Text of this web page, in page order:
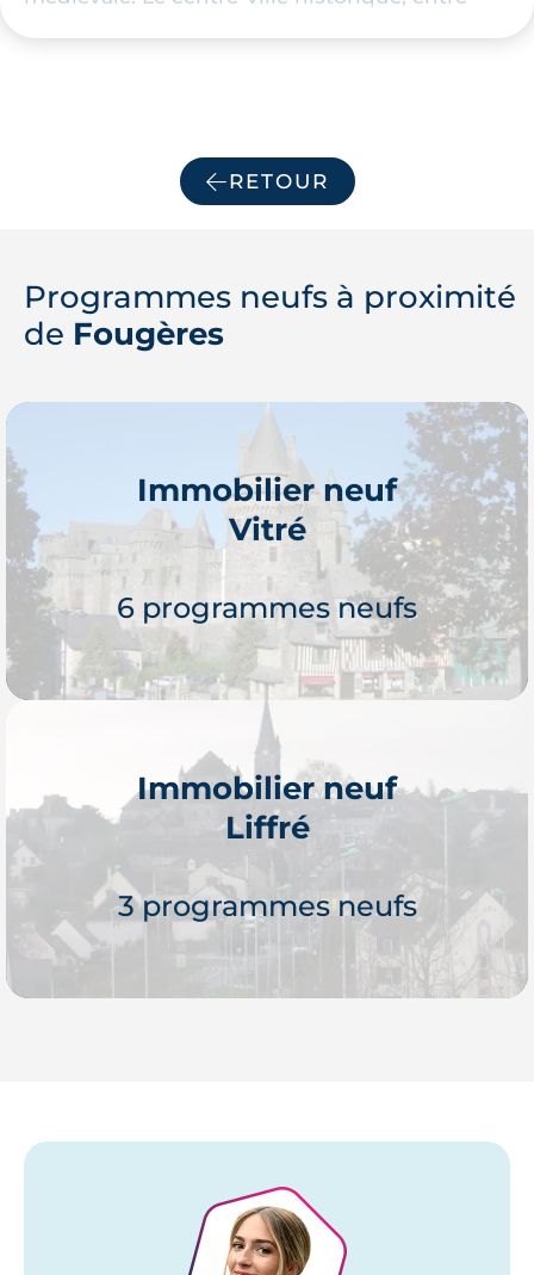
RETOUR
Programmes neufs à proximité
de Fougères
Immobilier neuf
Vitré
6 programmes neufs
Immobilier neuf
Liffré
3 programmes neufs
Je découvre